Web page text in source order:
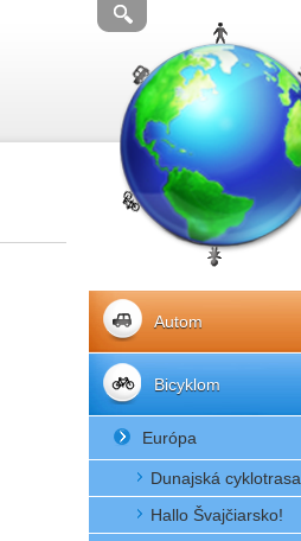
Autom
Bicyklom
Európa
Dunajská cyklotrasa
Hallo Švajčiarsko!